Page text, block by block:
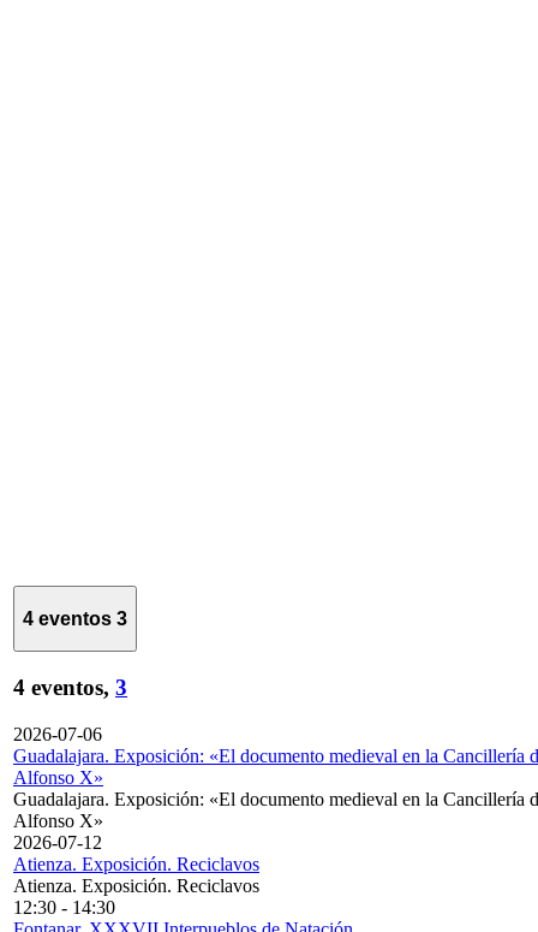
4 eventos 3
4 eventos, 3
2026-07-06
Guadalajara. Exposición: «El documento medieval en la Cancillería
Alfonso X»
Guadalajara. Exposición: «El documento medieval en la Cancillería
Alfonso X»
2026-07-12
Atienza. Exposición. Reciclavos
Atienza. Exposición. Reciclavos
12:30 - 14:30